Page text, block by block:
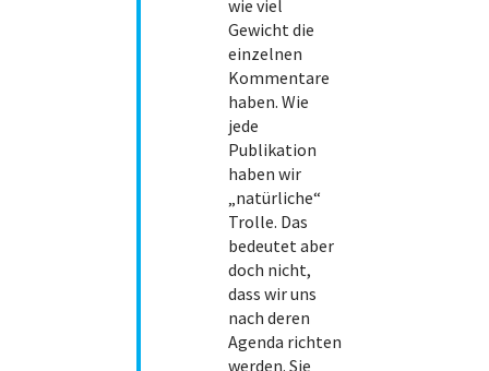
wie viel
Gewicht die
einzelnen
Kommentare
haben. Wie
jede
Publikation
haben wir
„natürliche“
Trolle. Das
bedeutet aber
doch nicht,
dass wir uns
nach deren
Agenda richten
werden. Sie